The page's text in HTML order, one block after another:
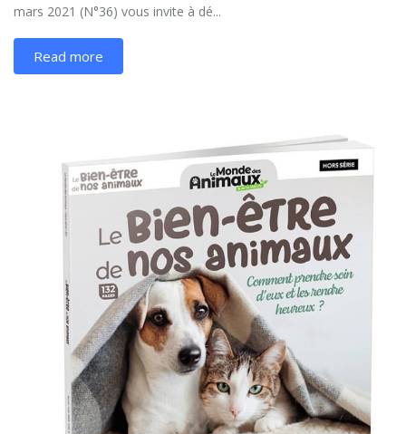
mars 2021 (N°36) vous invite à dé...
Read more